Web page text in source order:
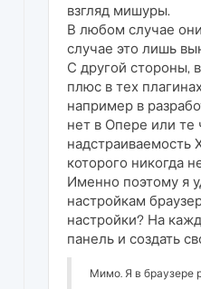
взгляд мишуры.
В любом случае
случае это лишь
С другой стороны,
плюс в тех
например в
нет в Опере или те
надстраиваемость
которого никогда
Именно поэтому я
настройкам
настройки? На
панель и создать
Мимо. Я в браузере